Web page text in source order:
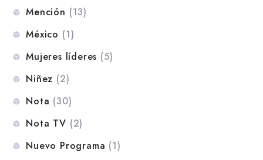
Mención (13)
México (1)
Mujeres líderes (5)
Niñez (2)
Nota (30)
Nota TV (2)
Nuevo Programa (1)